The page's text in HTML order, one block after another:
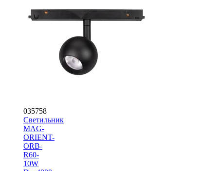
035758
Светильник
MAG-
ORIENT-
ORB-
R60-
10W